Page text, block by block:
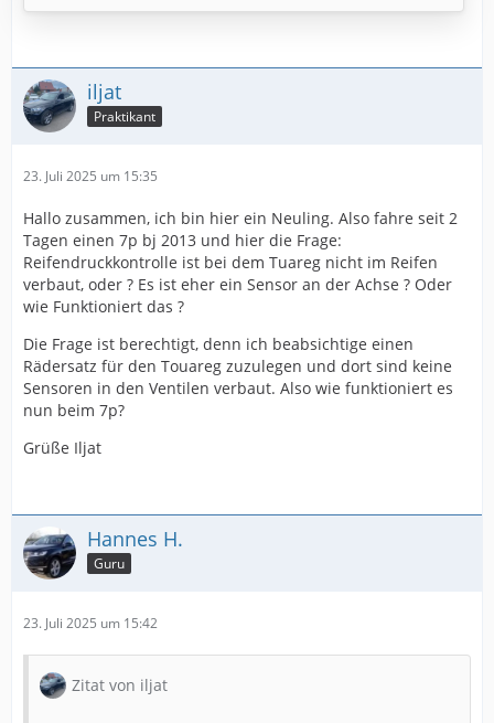
iljat
Praktikant
23. Juli 2025 um 15:35
Hallo zusammen, ich bin hier ein Neuling. Also fahre seit 2
Tagen einen 7p bj 2013 und hier die Frage:
Reifendruckkontrolle ist bei dem Tuareg nicht im Reifen
verbaut, oder ? Es ist eher ein Sensor an der Achse ? Oder
wie Funktioniert das ?
Die Frage ist berechtigt, denn ich beabsichtige einen
Rädersatz für den Touareg zuzulegen und dort sind keine
Sensoren in den Ventilen verbaut. Also wie funktioniert es
nun beim 7p?
Grüße Iljat
Hannes H.
Guru
23. Juli 2025 um 15:42
Zitat von iljat